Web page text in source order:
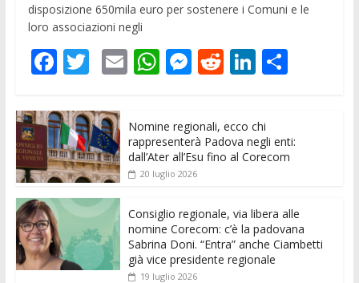
disposizione 650mila euro per sostenere i Comuni e le
loro associazioni negli
F
e
b
o
o
k
T
itt
er
E
l
W
s
A
p
p
M
ss
e
n
er
R
di
t
Li
k
e
dI
C
di
vi
Nomine regionali, ecco chi
rappresenterà Padova negli enti:
dall’Ater all’Esu fino al Corecom
20 luglio 2026
Consiglio regionale, via libera alle
nomine Corecom: c’è la padovana
Sabrina Doni. “Entra” anche Ciambetti
già vice presidente regionale
19 luglio 2026